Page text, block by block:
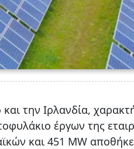
την Ιρλανδία,
έργων της
και 451 MW